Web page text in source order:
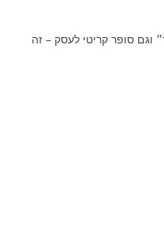
וגם סופר קריטי לעסק – זה